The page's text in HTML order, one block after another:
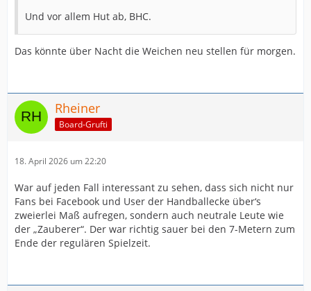
Und vor allem Hut ab, BHC.
Das könnte über Nacht die Weichen neu stellen für morgen.
Rheiner
Board-Grufti
18. April 2026 um 22:20
War auf jeden Fall interessant zu sehen, dass sich nicht nur
Fans bei Facebook und User der Handballecke über‘s
zweierlei Maß aufregen, sondern auch neutrale Leute wie
der „Zauberer“. Der war richtig sauer bei den 7-Metern zum
Ende der regulären Spielzeit.